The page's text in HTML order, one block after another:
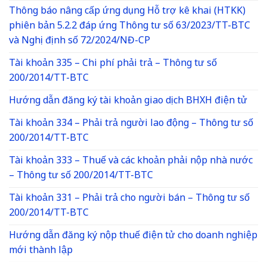
Thông báo nâng cấp ứng dụng Hỗ trợ kê khai (HTKK)
phiên bản 5.2.2 đáp ứng Thông tư số 63/2023/TT-BTC
và Nghị định số 72/2024/NĐ-CP
Tài khoản 335 – Chi phí phải trả – Thông tư số
200/2014/TT-BTC
Hướng dẫn đăng ký tài khoản giao dịch BHXH điện tử
Tài khoản 334 – Phải trả người lao động – Thông tư số
200/2014/TT-BTC
Tài khoản 333 – Thuế và các khoản phải nộp nhà nước
– Thông tư số 200/2014/TT-BTC
Tài khoản 331 – Phải trả cho người bán – Thông tư số
200/2014/TT-BTC
Hướng dẫn đăng ký nộp thuế điện tử cho doanh nghiệp
mới thành lập